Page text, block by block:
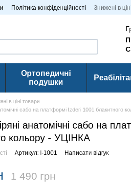
Політика конфіденційності
Знижені в
Ортопедичні
подушки
в ціні товари
сабо на платформі Izderi 1001 блакитного
анатомічні сабо на
кольору - УЦІНКА
Артикул: I-1001 Написати відгук
1 490 грн